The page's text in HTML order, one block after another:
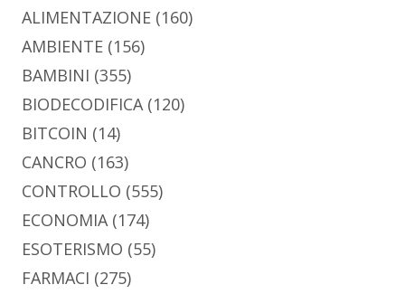
ALIMENTAZIONE (160)
AMBIENTE (156)
BAMBINI (355)
BIODECODIFICA(120)
BITCOIN (14)
CANCRO (163)
CONTROLLO (555)
ECONOMIA(174)
ESOTERISMO (55)
FARMACI (275)